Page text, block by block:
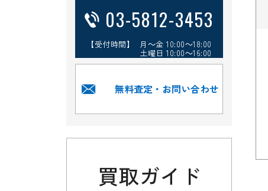
03-5812-3453
【受付時間】 月～金 10:00～18:00
土曜日 10:00～16:00
無料査定・お問い合わせ
買取ガイド